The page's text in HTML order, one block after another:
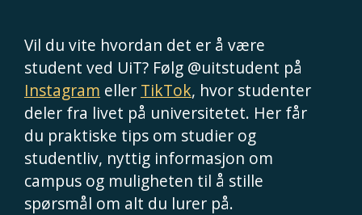
Vil du vite hvordan det er å være
student ved UiT? Følg @uitstudent på
Instagram eller TikTok, hvor studenter
deler fra livet på universitetet. Her får
du praktiske tips om studier og
studentliv, nyttig informasjon om
campus og muligheten til å stille
spørsmål om alt du lurer på.